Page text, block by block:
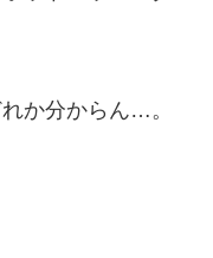
か分からん…。